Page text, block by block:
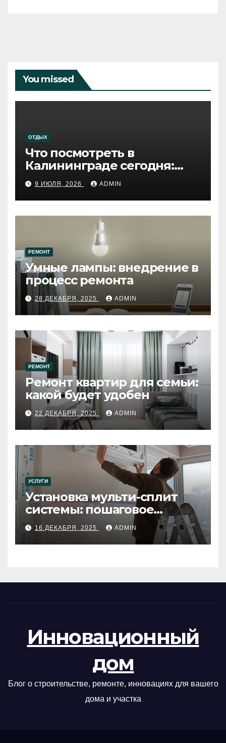
You missed
ОТДЫХ
Что посмотреть в
Калининграде сегодня:
путеводитель по самому
западному городу России
9 ИЮЛЯ, 2026 ADMIN
РЕМОНТ
Умные лампы: внедрение в
процесс ремонта
28 ДЕКАБРЯ, 2025 ADMIN
РЕМОНТ
Ремонт квартир для семьи:
какой будет удобен
22 ДЕКАБРЯ, 2025 ADMIN
УСЛУГИ
Установка мульти-сплит
системы: пошаговое
руководство
16 ДЕКАБРЯ, 2025 ADMIN
Инновационный
дом
Блог о строительстве, ремонте, инновациях для вашего
дома и участка